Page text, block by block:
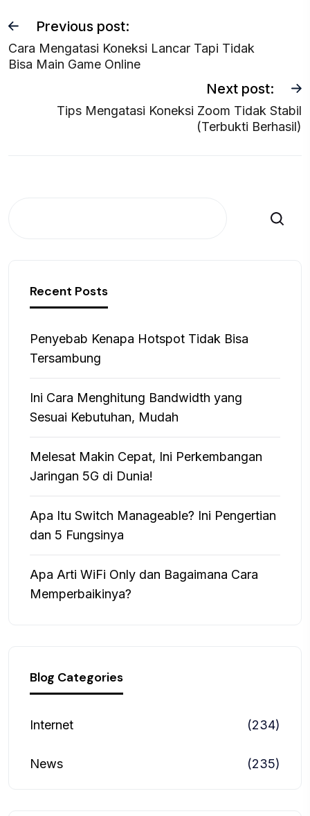
Previous post:
Cara Mengatasi Koneksi Lancar Tapi Tidak
Bisa Main Game Online
Next post:
Tips Mengatasi Koneksi Zoom Tidak Stabil
(Terbukti Berhasil)
Search
Recent Posts
Penyebab Kenapa Hotspot Tidak Bisa
Tersambung
Ini Cara Menghitung Bandwidth yang
Sesuai Kebutuhan, Mudah
Melesat Makin Cepat, Ini Perkembangan
Jaringan 5G di Dunia!
Apa Itu Switch Manageable? Ini Pengertian
dan 5 Fungsinya
Apa Arti WiFi Only dan Bagaimana Cara
Memperbaikinya?
Blog Categories
Internet (234)
News (235)